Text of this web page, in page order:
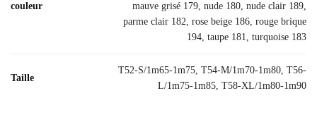
couleur
mauve grisé 179, nude 180, nude clair 189,
parme clair 182, rose beige 186, rouge brique
194, taupe 181, turquoise 183
Taille
T52-S/1m65-1m75, T54-M/1m70-1m80, T56-
L/1m75-1m85, T58-XL/1m80-1m90